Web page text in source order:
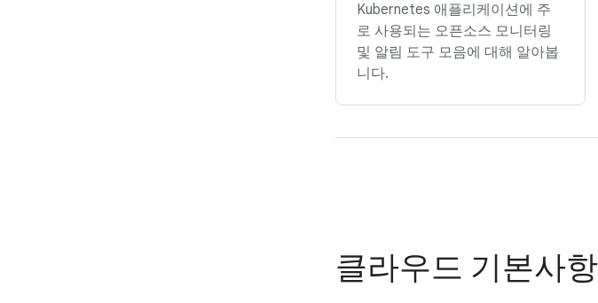
Kubernetes 애플리케이션에 주
로 사용되는 오픈소스 모니터링
및 알림 도구 모음에 대해 알아봅
니다.
클라우드 기본사항